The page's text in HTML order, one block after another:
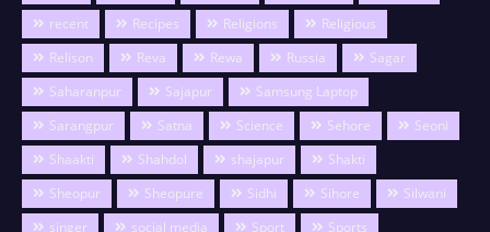
recent
Recipes Religions
Religious
Relison
Reva Rewa Russia
Sagar
Saharanpur
Sajapur
Samsung Laptop
Sarangpur
Satna Science Sehore
Seoni
Shaakti
Shahdol shajapur
Shakti
Sheopur
Sheopure Sidhi Sihore
Silwani
singer
social media Sport
Sports